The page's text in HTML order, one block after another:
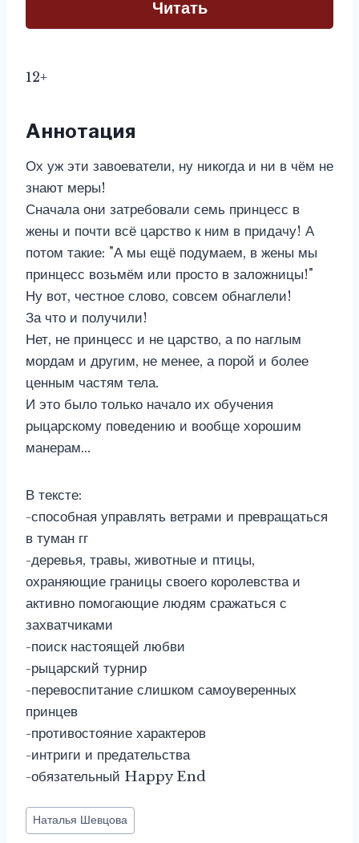
Читать
12+
Аннотация
Ох уж эти завоеватели, ну никогда и ни в чём не
знают меры!
Сначала они затребовали семь принцесс в
жены и почти всё царство к ним в придачу! А
потом такие: "А мы ещё подумаем, в жены мы
принцесс возьмём или просто в заложницы!"
Ну вот, честное слово, совсем обнаглели!
За что и получили!
Нет, не принцесс и не царство, а по наглым
мордам и другим, не менее, а порой и более
ценным частям тела.
И это было только начало их обучения
рыцарскому поведению и вообще хорошим
манерам…
В тексте:
-способная управлять ветрами и превращаться
в туман гг
-деревья, травы, животные и птицы,
охраняющие границы своего королевства и
активно помогающие людям сражаться с
захватчиками
-поиск настоящей любви
-рыцарский турнир
-перевоспитание слишком самоуверенных
принцев
-противостояние характеров
-интриги и предательства
-обязательный Happy End
Метки
записи:
Наталья Шевцова